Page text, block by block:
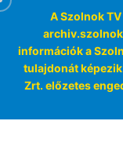
A Szolnok
információk a
tulajdonát
Zrt. előzetes